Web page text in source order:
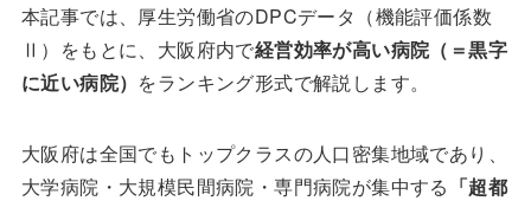
本記事では、厚生労働省のDPCデータ（機能評価係数
Ⅱ）をもとに、大阪府内で経営効率が高い病院（＝黒字
に近い病院） をランキング形式で解説します。
大阪府は全国でもトップクラスの人口密集地域であり、
大学病院・大規模民間病院・専門病院が集中する 「超都